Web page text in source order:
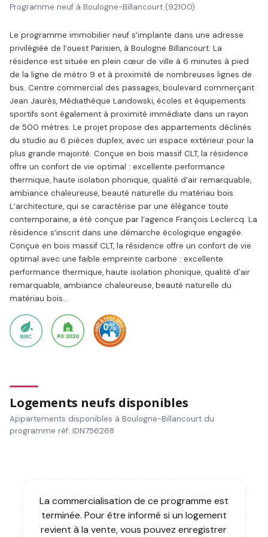
Programme neuf à Boulogne-Billancourt (92100)
Le programme immobilier neuf s’implante dans une adresse
privilégiée de l’ouest Parisien, à Boulogne Billancourt. La
résidence est située en plein cœur de ville à 6 minutes à pied
de la ligne de métro 9 et à proximité de nombreuses lignes de
bus. Centre commercial des passages, boulevard commerçant
Jean Jaurès, Médiathèque Landowski, écoles et équipements
sportifs sont également à proximité immédiate dans un rayon
de 500 mètres. Le projet propose des appartements déclinés
du studio au 6 pièces duplex, avec un espace extérieur pour la
plus grande majorité. Conçue en bois massif CLT, la résidence
offre un confort de vie optimal : excellente performance
thermique, haute isolation phonique, qualité d’air remarquable,
ambiance chaleureuse, beauté naturelle du matériau bois.
L’architecture, qui se caractérise par une élégance toute
contemporaine, a été conçue par l’agence François Leclercq. La
résidence s’inscrit dans une démarche écologique engagée.
Conçue en bois massif CLT, la résidence offre un confort de vie
optimal avec une faible empreinte carbone : excellente
performance thermique, haute isolation phonique, qualité d'air
remarquable, ambiance chaleureuse, beauté naturelle du
matériau bois...
Logements neufs disponibles
Appartements disponibles à Boulogne-Billancourt du
programme réf. IDN756268
La commercialisation de ce programme est
terminée. Pour être informé si un logement
revient à la vente, vous pouvez enregistrer